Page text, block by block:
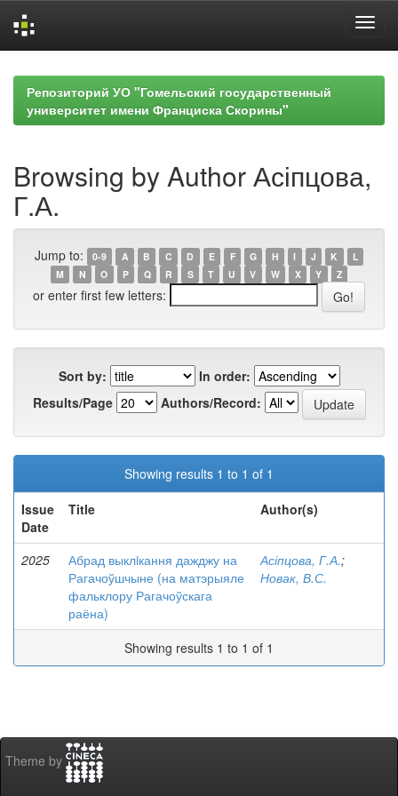
navigationРепозиторий УО "Гомельский государственный
университет имени Франциска Скорины"
Browsing by Author Асіпцова,
Г.А.
Jump to: 0-9 A B C D E F G H I J K
L
M
N O P Q R S T U V W X Y Z
or enter first few letters:
Sort by:
In order:
Results/Page
Authors/Record:
Showing results 1 to 1 of 1
Issue
Date
Title Author(s)
2025
Абрад выклiкання дажджу на
Рагачоўшчыне (на матэрыяле
фальклору Рагачоўскага
раёна)
Асіпцова, Г.А.;
Новак, В.С.
Showing results 1 to 1 of 1
Theme by